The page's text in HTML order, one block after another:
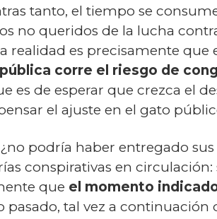
tanto, el tiempo se
no queridos de la lucha
realidad es precisamente
pública corre el riesgo de
es de esperar que crezca el
el ajuste en el gato
podría haber entregado
conspirativas en
que el momento
pasado, tal vez a